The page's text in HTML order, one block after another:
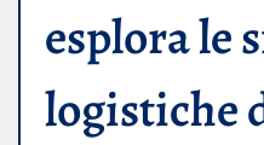
esplora le
logistiche